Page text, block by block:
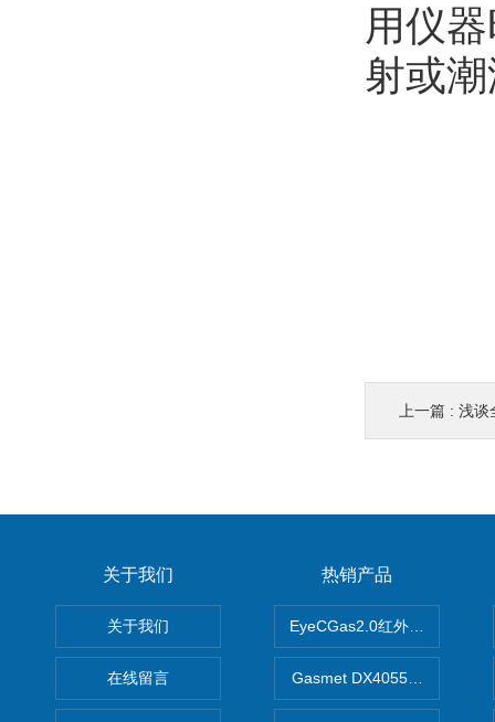
用仪
射或
上一篇 : 浅谈
关于我们
关于我们
在线留言
热销产品
EyeCGas2.0红外热成像仪
Gasmet DX4055便携式傅里